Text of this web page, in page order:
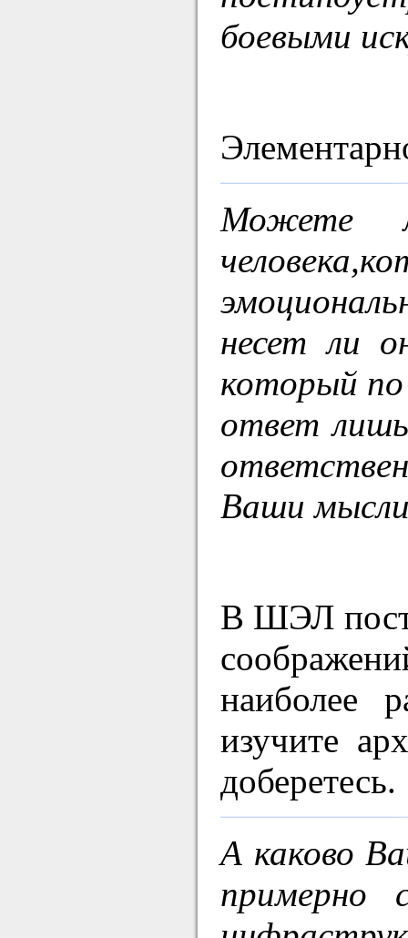
боевыми
Можете
несет ли
который
ответ
Ваши
В ШЭЛ
наиболее
изучите
доберетесь.
А каково
примерно